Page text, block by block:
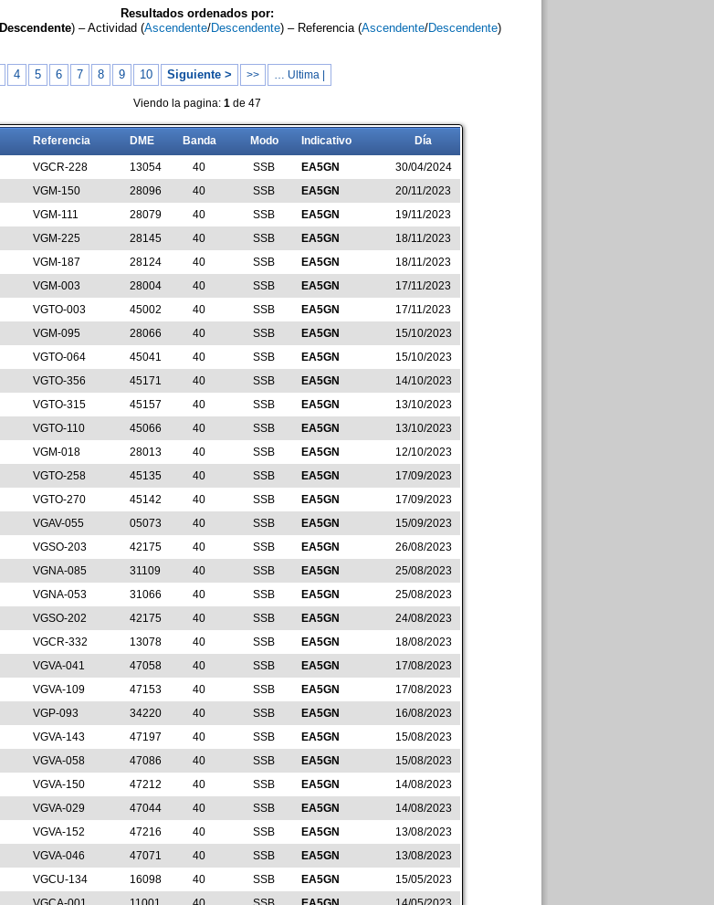
Resultados ordenados por:
Descendente) – Actividad (Ascendente/Descendente) – Referencia (Ascendente/Descendente)
4 5 6 7 8 9 10 Siguiente > >> … Ultima |
Viendo la pagina: 1de 47
Referencia DME Banda Modo Indicativo Día
VGCR-228 13054 40 SSB EA5GN
30/04/2024
VGM-150 28096 40 SSB EA5GN
20/11/2023
VGM-111 28079 40 SSB EA5GN
19/11/2023
VGM-225 28145 40 SSB EA5GN
18/11/2023
VGM-187 28124 40 SSB EA5GN
18/11/2023
VGM-003 28004 40 SSB EA5GN
17/11/2023
VGTO-003 45002 40 SSB EA5GN
17/11/2023
VGM-095 28066 40 SSB EA5GN
15/10/2023
VGTO-064 45041 40 SSB EA5GN
15/10/2023
VGTO-356 45171 40 SSB EA5GN
14/10/2023
VGTO-315 45157 40 SSB EA5GN
13/10/2023
VGTO-110 45066 40 SSB EA5GN
13/10/2023
VGM-018 28013 40 SSB EA5GN
12/10/2023
VGTO-258 45135 40 SSB EA5GN
17/09/2023
VGTO-270 45142 40 SSB EA5GN
17/09/2023
VGAV-055 05073 40 SSB EA5GN
15/09/2023
VGSO-203 42175 40 SSB EA5GN
26/08/2023
VGNA-085 31109 40 SSB EA5GN
25/08/2023
VGNA-053 31066 40 SSB EA5GN
25/08/2023
VGSO-202 42175 40 SSB EA5GN
24/08/2023
VGCR-332 13078 40 SSB EA5GN
18/08/2023
VGVA-041 47058 40 SSB EA5GN
17/08/2023
VGVA-109 47153 40 SSB EA5GN
17/08/2023
VGP-093 34220 40 SSB EA5GN
16/08/2023
VGVA-143 47197 40 SSB EA5GN
15/08/2023
VGVA-058 47086 40 SSB EA5GN
15/08/2023
VGVA-150 47212 40 SSB EA5GN
14/08/2023
VGVA-029 47044 40 SSB EA5GN
14/08/2023
VGVA-152 47216 40 SSB EA5GN
13/08/2023
VGVA-046 47071 40 SSB EA5GN
13/08/2023
VGCU-134 16098 40 SSB EA5GN
15/05/2023